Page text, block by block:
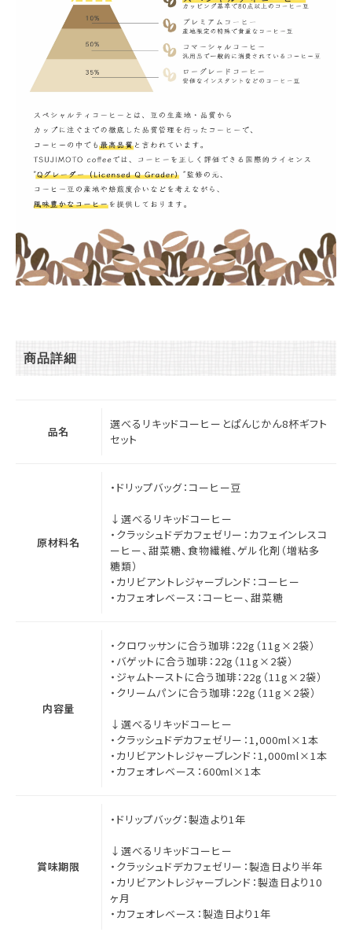
商品詳細
品名
選べるリキッドコーヒーとぱんじかん8杯ギフト
セット
原材料名
・ドリップバッグ：コーヒー豆
↓選べるリキッドコーヒー
・クラッシュドデカフェゼリー：カフェインレスコ
ーヒー、甜菜糖、食物繊維、ゲル化剤（増粘多
糖類）
・カリビアントレジャーブレンド：コーヒー
・カフェオレベース：コーヒー、甜菜糖
内容量
・クロワッサンに合う珈琲：22g（11g×2袋）
・バゲットに合う珈琲：22g（11g×2袋）
・ジャムトーストに合う珈琲：22g（11g×2袋）
・クリームパンに合う珈琲：22g（11g×2袋）
↓選べるリキッドコーヒー
・クラッシュドデカフェゼリー：1,000ml×1本
・カリビアントレジャーブレンド：1,000ml×1本
・カフェオレベース：600ml×1本
賞味期限
・ドリップバッグ：製造より1年
↓選べるリキッドコーヒー
・クラッシュドデカフェゼリー：製造日より半年
・カリビアントレジャーブレンド：製造日より10
ヶ月
・カフェオレベース：製造日より1年